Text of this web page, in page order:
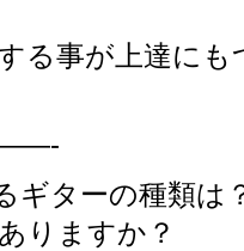
る事が上達に
ギターの種類は
りますか？